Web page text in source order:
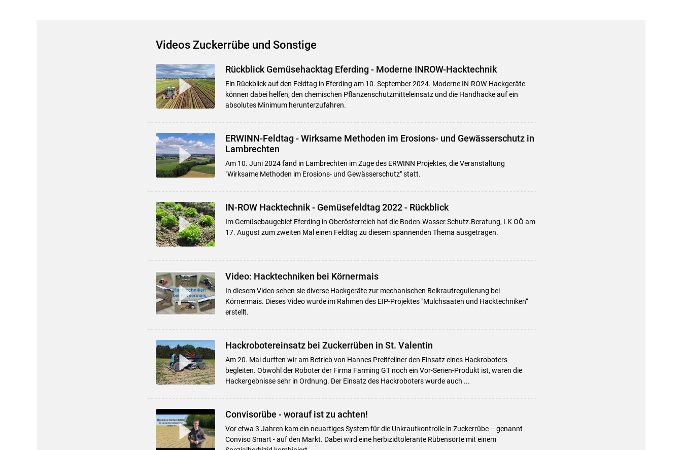
Videos Zuckerrübe und Sonstige
Rückblick Gemüsehacktag Eferding - Moderne INROW-Hacktechnik
Ein Rückblick auf den Feldtag in Eferding am 10. September 2024. Moderne IN-ROW-Hackgeräte
können dabei helfen, den chemischen Pflanzenschutzmitteleinsatz und die Handhacke auf ein
absolutes Minimum herunterzufahren.
ERWINN-Feldtag - Wirksame Methoden im Erosions- und Gewässerschutz in
Lambrechten
Am 10. Juni 2024 fand in Lambrechten im Zuge des ERWINN Projektes, die Veranstaltung
"Wirksame Methoden im Erosions- und Gewässerschutz" statt.
IN-ROW Hacktechnik - Gemüsefeldtag 2022 - Rückblick
Im Gemüsebaugebiet Eferding in Oberösterreich hat die Boden.Wasser.Schutz.Beratung, LK OÖ am
17. August zum zweiten Mal einen Feldtag zu diesem spannenden Thema ausgetragen.
Video: Hacktechniken bei Körnermais
In diesem Video sehen sie diverse Hackgeräte zur mechanischen Beikrautregulierung bei
Körnermais. Dieses Video wurde im Rahmen des EIP-Projektes "Mulchsaaten und Hacktechniken“
erstellt.
Hackrobotereinsatz bei Zuckerrüben in St. Valentin
Am 20. Mai durften wir am Betrieb von Hannes Preitfellner den Einsatz eines Hackroboters
begleiten. Obwohl der Roboter der Firma Farming GT noch ein Vor-Serien-Produkt ist, waren die
Hackergebnisse sehr in Ordnung. Der Einsatz des Hackroboters wurde auch ...
Convisorübe - worauf ist zu achten!
Vor etwa 3 Jahren kam ein neuartiges System für die Unkrautkontrolle in Zuckerrübe – genannt
Conviso Smart - auf den Markt. Dabei wird eine herbizidtolerante Rübensorte mit einem